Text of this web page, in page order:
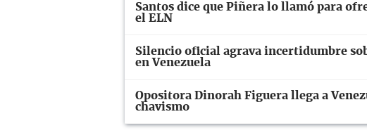
Santos dice que Piñera lo llamó para
el ELN
Silencio oficial agrava incertidumbre
en Venezuela
Opositora Dinorah Figuera llega a
chavismo